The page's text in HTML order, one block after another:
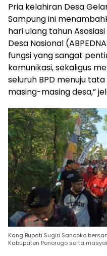
Pria kelahiran Desa
Sampung ini
hari ulang tahun
Desa Nasional
fungsi yang sangat
komunikasi, sekaligus
seluruh BPD menuju
masing-masing desa,”
Kang Bupati Sugiri Sancoko
Kabupaten Ponorogo serta